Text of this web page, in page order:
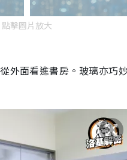
點擊圖片放大
外面看進書房。玻璃亦巧